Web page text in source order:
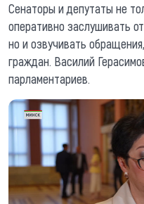
Сенаторы и депутаты не
оперативно заслушивать
но и озвучивать
граждан. Василий
парламентариев.